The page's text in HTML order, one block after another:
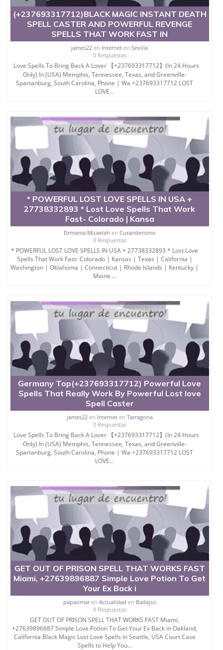
(+237693317712)BLACK MAGIC INSTANT DEATH
SPELL CASTER AND POWERFUL REVENGE
SPELLS THAT WORK FAST IN
james22 en Internet enSevilla
0 Respuestas
Love Spells To Bring Back A Lover 【+237693317712】(In 24 Hours
Only) In (USA) Memphis, Tennessee, Texas, and Greenville-
Spartanburg, South Carolina, Phone | Wa +237693317712 LOST
LOVE...
* POWERFUL LOST LOVE SPELLS IN USA +
27738332893 * Lost Love Spells That Work
Fast- Colorado | Kansa
Drmama Micaelah en Curanderismo
0 Respuestas
* POWERFUL LOST LOVE SPELLS IN USA + 27738332893 * Lost Love
Spells That Work Fast- Colorado | Kansas | Texas | California |
Washington | Oklahoma | Connecticut | Rhode Islands | Kentucky |
Maine ...
Germany Top(+237693317712) Powerful Love
Spells That Really Work By Powerful Lost love
Spell Caster
james22en Interneten Tarragona
0 Respuestas
Love Spells To Bring Back A Lover 【+237693317712】(In 24 Hours
Only) In (USA) Memphis, Tennessee, Texas, and Greenville-
Spartanburg, South Carolina, Phone | Wa +237693317712 LOST
LOVE...
GET OUT OF PRISON SPELL THAT WORKS FAST
Miami, +27639896887 Simple Love Potion To Get
Your Ex Back i
papaomaren Actualidad en Badajoz
0 Respuestas
GET OUT OF PRISON SPELL THAT WORKS FAST Miami,
+27639896887 Simple Love Potion To Get Your Ex Back in Oakland,
California Black Magic Lost Love Spells in Seattle, USA Court Case
Spells to Help You...